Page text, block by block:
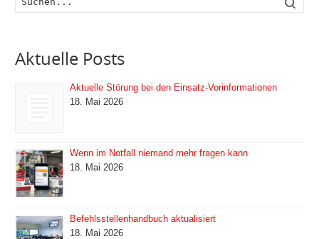
Aktuelle Posts
Aktuelle Störung bei den Einsatz-Vorinformationen
18. Mai 2026
Wenn im Notfall niemand mehr fragen kann
18. Mai 2026
Befehlsstellenhandbuch aktualisiert
18. Mai 2026